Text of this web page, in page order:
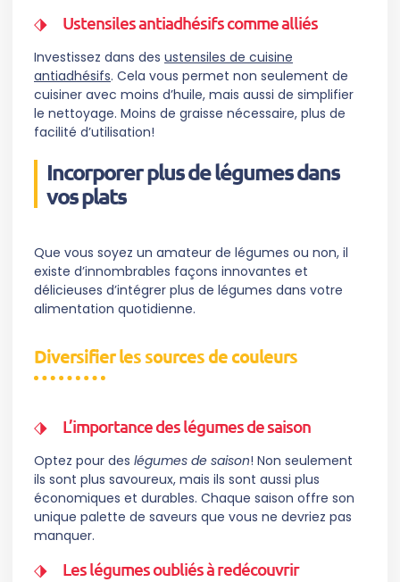
Ustensiles antiadhésifs comme alliés
Investissez dans des ustensiles de cuisine
antiadhésifs. Cela vous permet non seulement de
cuisiner avec moins d’huile, mais aussi de simplifier
le nettoyage. Moins de graisse nécessaire, plus de
facilité d’utilisation!
Incorporer plus de légumes dans
vos plats
Que vous soyez un amateur de légumes ou non, il
existe d’innombrables façons innovantes et
délicieuses d’intégrer plus de légumes dans votre
alimentation quotidienne.
Diversifier les sources de couleurs
L’importance des légumes de saison
Optez pour des légumes de saison! Non seulement
ils sont plus savoureux, mais ils sont aussi plus
économiques et durables. Chaque saison offre son
unique palette de saveurs que vous ne devriez pas
manquer.
Les légumes oubliés à redécouvrir